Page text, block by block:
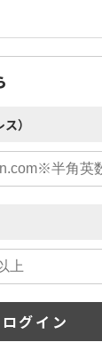
）
ログイン